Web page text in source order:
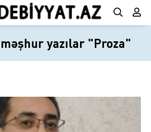
yazılar "Proza"